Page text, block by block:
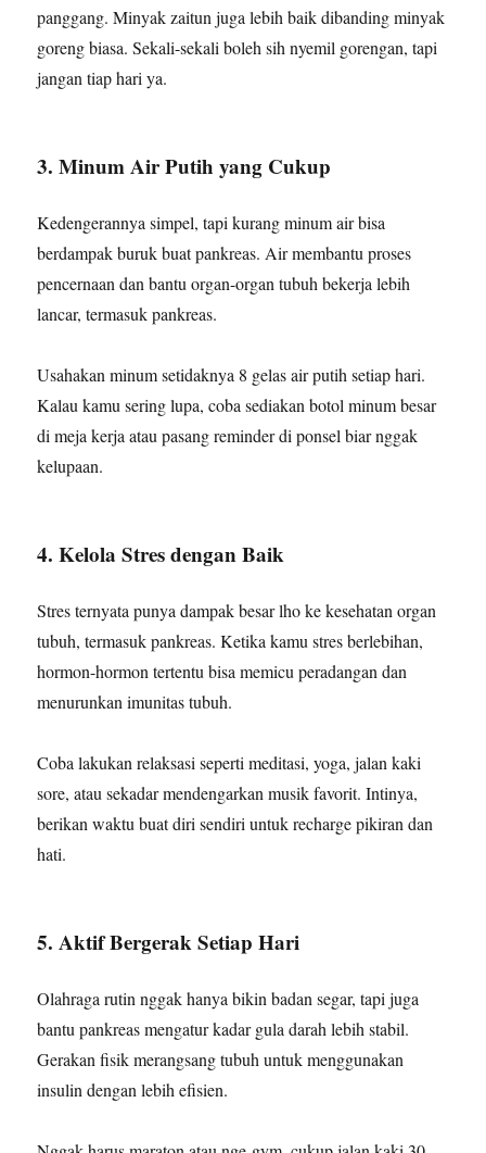
panggang. Minyak zaitun juga lebih baik dibanding minyak
goreng biasa. Sekali-sekali boleh sih nyemil gorengan, tapi
jangan tiap hari ya.
3. Minum Air Putih yang Cukup
Kedengerannya simpel, tapi kurang minum air bisa
berdampak buruk buat pankreas. Air membantu proses
pencernaan dan bantu organ-organ tubuh bekerja lebih
lancar, termasuk pankreas.
Usahakan minum setidaknya 8 gelas air putih setiap hari.
Kalau kamu sering lupa, coba sediakan botol minum besar
di meja kerja atau pasang reminder di ponsel biar nggak
kelupaan.
4. Kelola Stres dengan Baik
Stres ternyata punya dampak besar lho ke kesehatan organ
tubuh, termasuk pankreas. Ketika kamu stres berlebihan,
hormon-hormon tertentu bisa memicu peradangan dan
menurunkan imunitas tubuh.
Coba lakukan relaksasi seperti meditasi, yoga, jalan kaki
sore, atau sekadar mendengarkan musik favorit. Intinya,
berikan waktu buat diri sendiri untuk recharge pikiran dan
hati.
5. Aktif Bergerak Setiap Hari
Olahraga rutin nggak hanya bikin badan segar, tapi juga
bantu pankreas mengatur kadar gula darah lebih stabil.
Gerakan fisik merangsang tubuh untuk menggunakan
insulin dengan lebih efisien.